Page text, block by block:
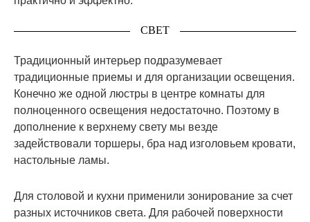
СВЕТ
Традиционный интерьер подразумевает
традиционные приемы и для организации освещения.
Конечно же одной люстры в центре комнаты для
полноценного освещения недостаточно. Поэтому в
дополнение к верхнему свету мы везде
задействовали торшеры, бра над изголовьем кровати,
настольные ламы.
Для столовой и кухни применили зонирование за счет
разных источников света. Для рабочей поверхности